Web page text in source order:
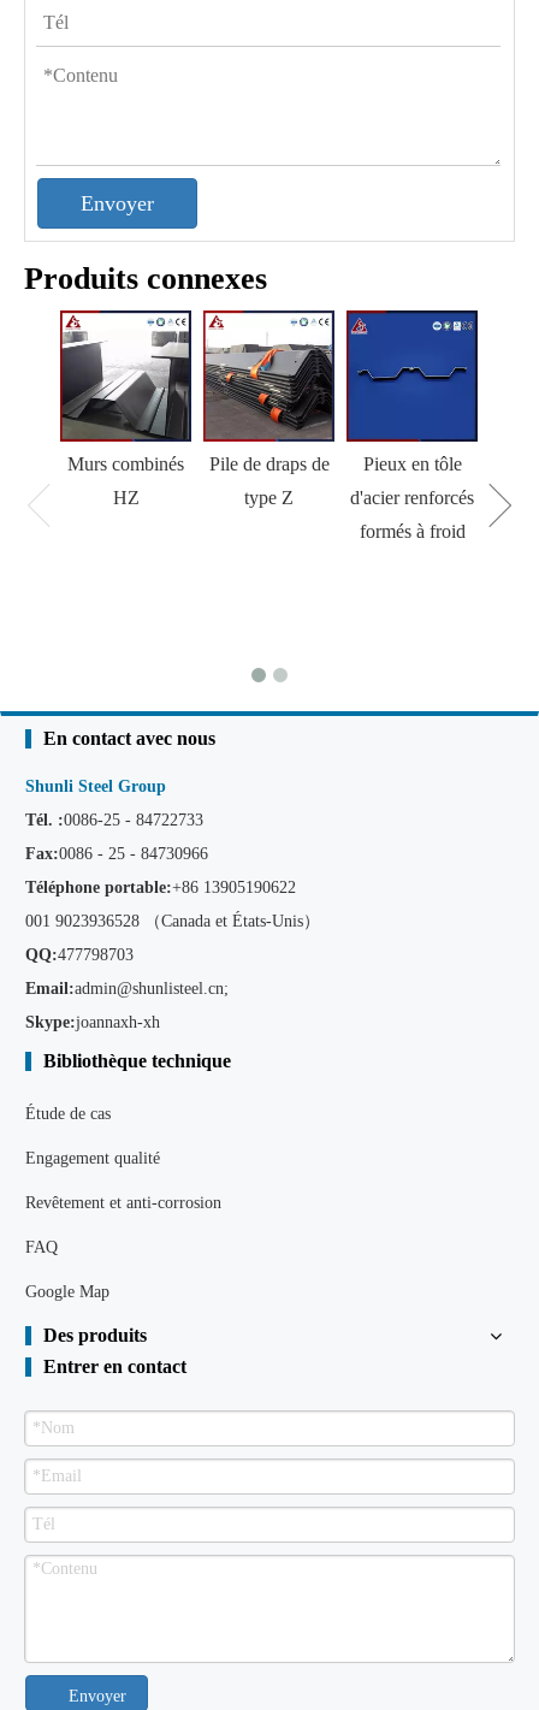
Envoyer
Produits connexes
Murs combinés
HZ
Pile de draps de
type Z
Pieux en tôle
d'acier renforcés
formés à froid
En contact avec nous
Shunli Steel Group
Tél. :0086-25 - 84722733
Fax:0086 - 25 - 84730966
Téléphone portable:+86 13905190622
001 9023936528 （Canada et États-Unis）
QQ:477798703
Email:admin@shunlisteel.cn;
Skype:joannaxh-xh
Bibliothèque technique
Étude de cas
Engagement qualité
Revêtement et anti-corrosion
FAQ
Google Map
Des produits
Entrer en contact
Envoyer